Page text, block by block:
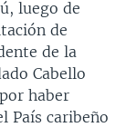
luego de
de
de la
Cabello
haber
País caribeño